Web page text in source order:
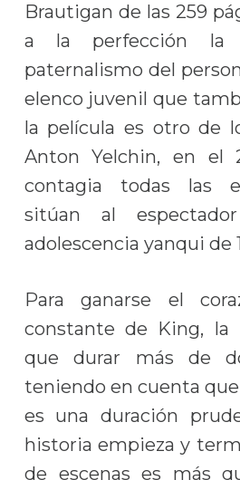
Brautigan de las 259
a la perfección
paternalismo del
elenco juvenil que
la película es otro de
Anton Yelchin, en el
contagia todas las
sitúan al
adolescencia yanqui de
Para ganarse el
constante de King, la
que durar más de
teniendo en cuenta
es una duración
historia empieza y
de escenas es más